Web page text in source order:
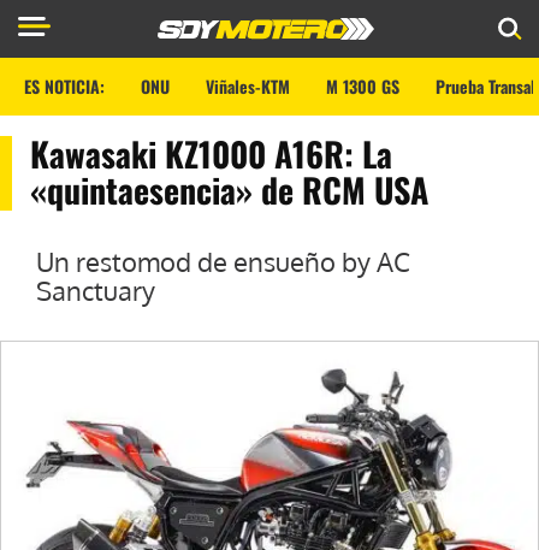
ES NOTICIA: ONU Viñales-KTM M 1300 GS Prueba
Kawasaki KZ1000 A16R: La
«quintaesencia» de RCM USA
Un restomod de ensueño by AC
Sanctuary